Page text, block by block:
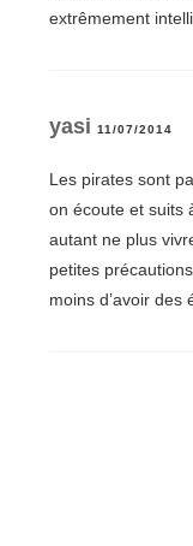
extrêmement
yasi 11/07/2014
Les pirates sont
on écoute et suits
autant ne plus
petites
moins d’avoir des